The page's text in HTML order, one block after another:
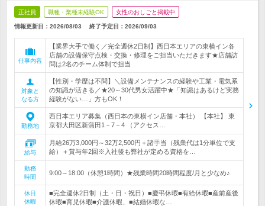
正社員 職種・業種未経験OK 女性のおしごと掲載中
情報更新日：2026/08/03 終了予定日： 2026/09/03
仕事内容
【業界大手で働く／完全週休2日制】西日本エリアの東横イン各
店舗の設備保守点検・交換・修理をご担当いただきます★店舗訪
問は2名のチーム体制で担当
対象と
なる方
【性別・学歴は不問】＼設備メンテナンスの経験や工業・電気系
の知識が活きる／★20～30代男女活躍中★「知識はあるけど実務
経験がない…」方もOK！
勤務地
西日本エリア募集（西日本の東横イン店舗・本社） 【本社】 東
京都大田区新蒲田1－7－4 （アクセス…
給与
月給26万3,000円～32万2,500円＋諸手当（残業代は1分単位で支
給）＋賞与年2回※入社後も弊社が定める資格を…
勤務
時間
9:00～18:00（休憩1時間）★残業時間20時間程度/月と少なめ♪
休日
休暇
■完全週休2日制（土・日・祝日）■慶弔休暇■有給休暇■産前産後
休暇■育児休暇■介護休暇、■結婚休暇な…